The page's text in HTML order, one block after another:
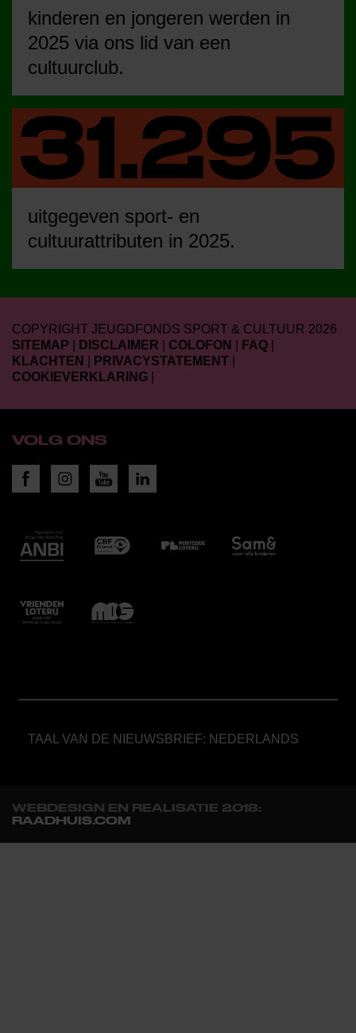
kinderen en jongeren werden in
2025 via ons lid van een
cultuurclub.
uitgegeven sport- en
cultuurattributen in 2025.
COPYRIGHT JEUGDFONDS SPORT & CULTUUR 2026
SITEMAP
DISCLAIMER COLOFON FAQ
KLACHTEN
PRIVACYSTATEMENT
COOKIEVERKLARING
VOLG ONS
TAAL VAN DE NIEUWSBRIEF: NEDERLANDS
WEBDESIGN EN REALISATIE 2018:
RAADHUIS.COM